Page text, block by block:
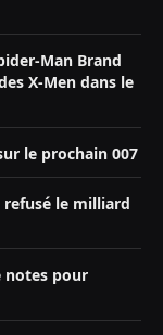
Man Brand
X-Men dans le
le prochain 007
le milliard
notes pour